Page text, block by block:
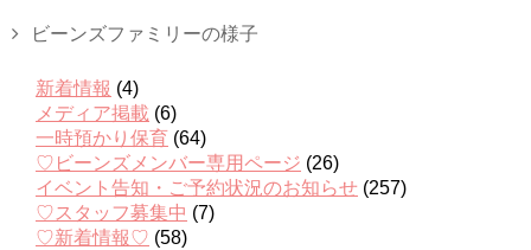
ビーンズファミリーの様子
新着情報 (4)
メディア掲載 (6)
一時預かり保育 (64)
♡ビーンズメンバー専用ページ (26)
イベント告知・ご予約状況のお知らせ (257)
♡スタッフ募集中 (7)
♡新着情報♡ (58)